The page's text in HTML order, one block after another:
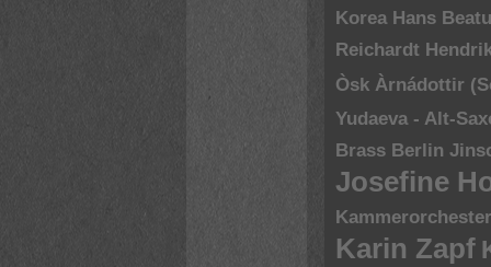
Korea Hans
Reichardt
Òsk Àrnádottir
Yudaeva - Alt-
Brass Berlin
Josefine
Karin Zapf